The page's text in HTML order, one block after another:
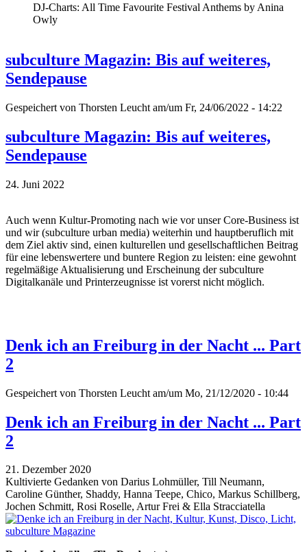
DJ-Charts: All Time Favourite Festival Anthems by Anina
Owly
subculture Magazin: Bis auf weiteres,
Sendepause
Gespeichert von Thorsten Leucht am/um Fr, 24/06/2022 - 14:22
subculture Magazin: Bis auf weiteres,
Sendepause
24. Juni 2022
Auch wenn Kultur-Promoting nach wie vor unser Core-Business ist
und wir (subculture urban media) weiterhin und hauptberuflich mit
dem Ziel aktiv sind, einen kulturellen und gesellschaftlichen Beitrag
für eine lebenswertere und buntere Region zu leisten: eine gewohnt
regelmäßige Aktualisierung und Erscheinung der subculture
Digitalkanäle und Printerzeugnisse ist vorerst nicht möglich.
Denk ich an Freiburg in der Nacht ... Part
2
Gespeichert von Thorsten Leucht am/um Mo, 21/12/2020 - 10:44
Denk ich an Freiburg in der Nacht ... Part
2
21. Dezember 2020
Kultivierte Gedanken von Darius Lohmüller, Till Neumann,
Caroline Günther, Shaddy, Hanna Teepe, Chico, Markus Schillberg,
Jochen Schmitt, Rosi Roselle, Artur Frei & Ella Stracciatella